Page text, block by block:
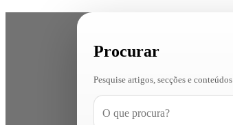
Procurar
Pesquise artigos, secções e conteúdos